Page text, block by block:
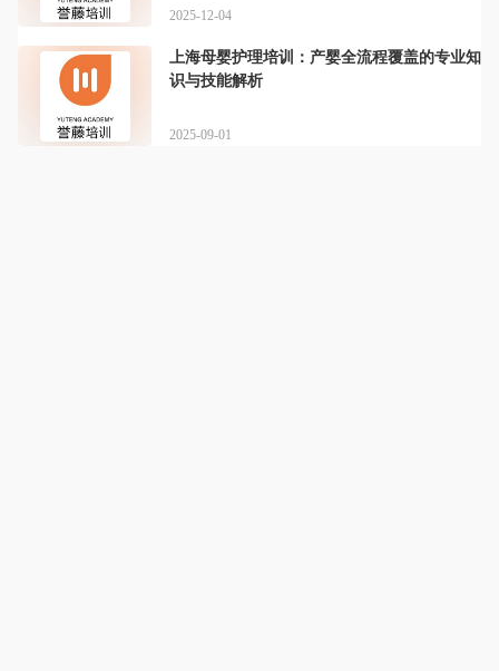
2025-12-04
上海母婴护理培训：产婴全流程覆盖的专业知
识与技能解析
2025-09-01